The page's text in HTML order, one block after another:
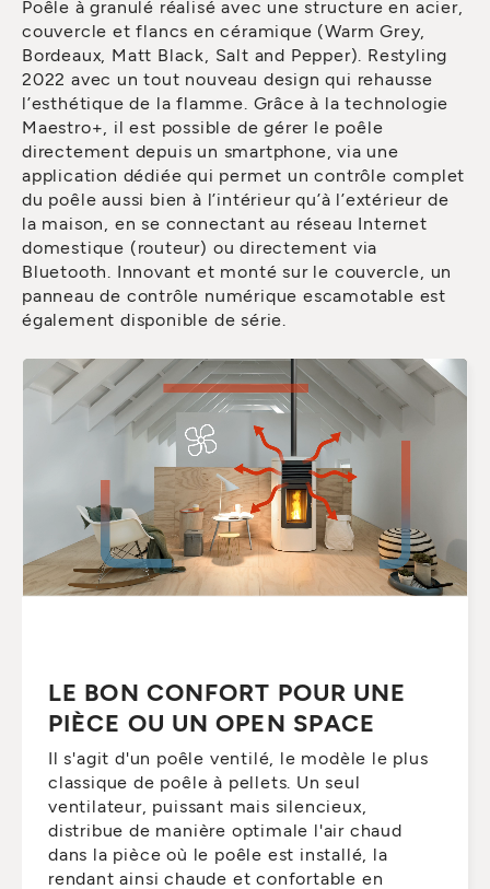
Poêle à granulé réalisé avec une structure en acier,
couvercle et flancs en céramique (Warm Grey,
Bordeaux, Matt Black, Salt and Pepper). Restyling
2022 avec un tout nouveau design qui rehausse
l’esthétique de la flamme. Grâce à la technologie
Maestro+, il est possible de gérer le poêle
directement depuis un smartphone, via une
application dédiée qui permet un contrôle complet
du poêle aussi bien à l’intérieur qu’à l’extérieur de
la maison, en se connectant au réseau Internet
domestique (routeur) ou directement via
Bluetooth. Innovant et monté sur le couvercle, un
panneau de contrôle numérique escamotable est
également disponible de série.
LE BON CONFORT POUR UNE
PIÈCE OU UN OPEN SPACE
Il s'agit d'un poêle ventilé, le modèle le plus
classique de poêle à pellets. Un seul
ventilateur, puissant mais silencieux,
distribue de manière optimale l'air chaud
dans la pièce où le poêle est installé, la
rendant ainsi chaude et confortable en